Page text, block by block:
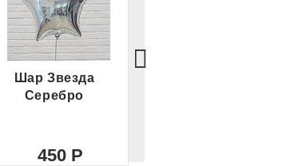
Шар Звезда
Серебро
450